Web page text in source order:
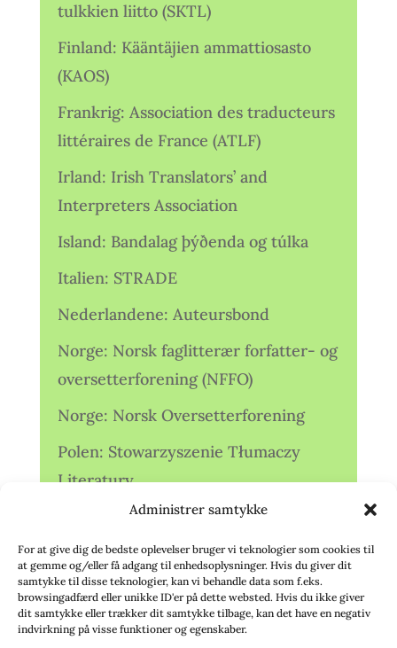
Administrer samtykke
For at give dig de bedste oplevelser bruger vi teknologier som cookies til
at gemme og/eller få adgang til enhedsoplysninger. Hvis du giver dit
samtykke til disse teknologier, kan vi behandle data som f.eks.
browsingadfærd eller unikke ID'er på dette websted. Hvis du ikke giver
dit samtykke eller trækker dit samtykke tilbage, kan det have en negativ
indvirkning på visse funktioner og egenskaber.
tulkkien liitto (SKTL)
Finland: Kääntäjien ammattiosasto
(KAOS)
Frankrig: Association des traducteurs
littéraires de France (ATLF)
Irland: Irish Translators’ and
Interpreters Association
Island: Bandalag þýðenda og túlka
Italien: STRADE
Nederlandene: Auteursbond
Norge: Norsk faglitterær forfatter- og
oversetterforening (NFFO)
Norge: Norsk Oversetterforening
Polen: Stowarzyszenie Tłumaczy
Literatury
Storbritannien: Translators
Association (TA)
Sverige: Översättarsektionen (Ö.)
Sverige: Översättarcentrum (ÖC)